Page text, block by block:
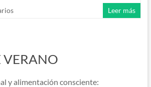
Leer más
VERANO
y alimentación consciente: